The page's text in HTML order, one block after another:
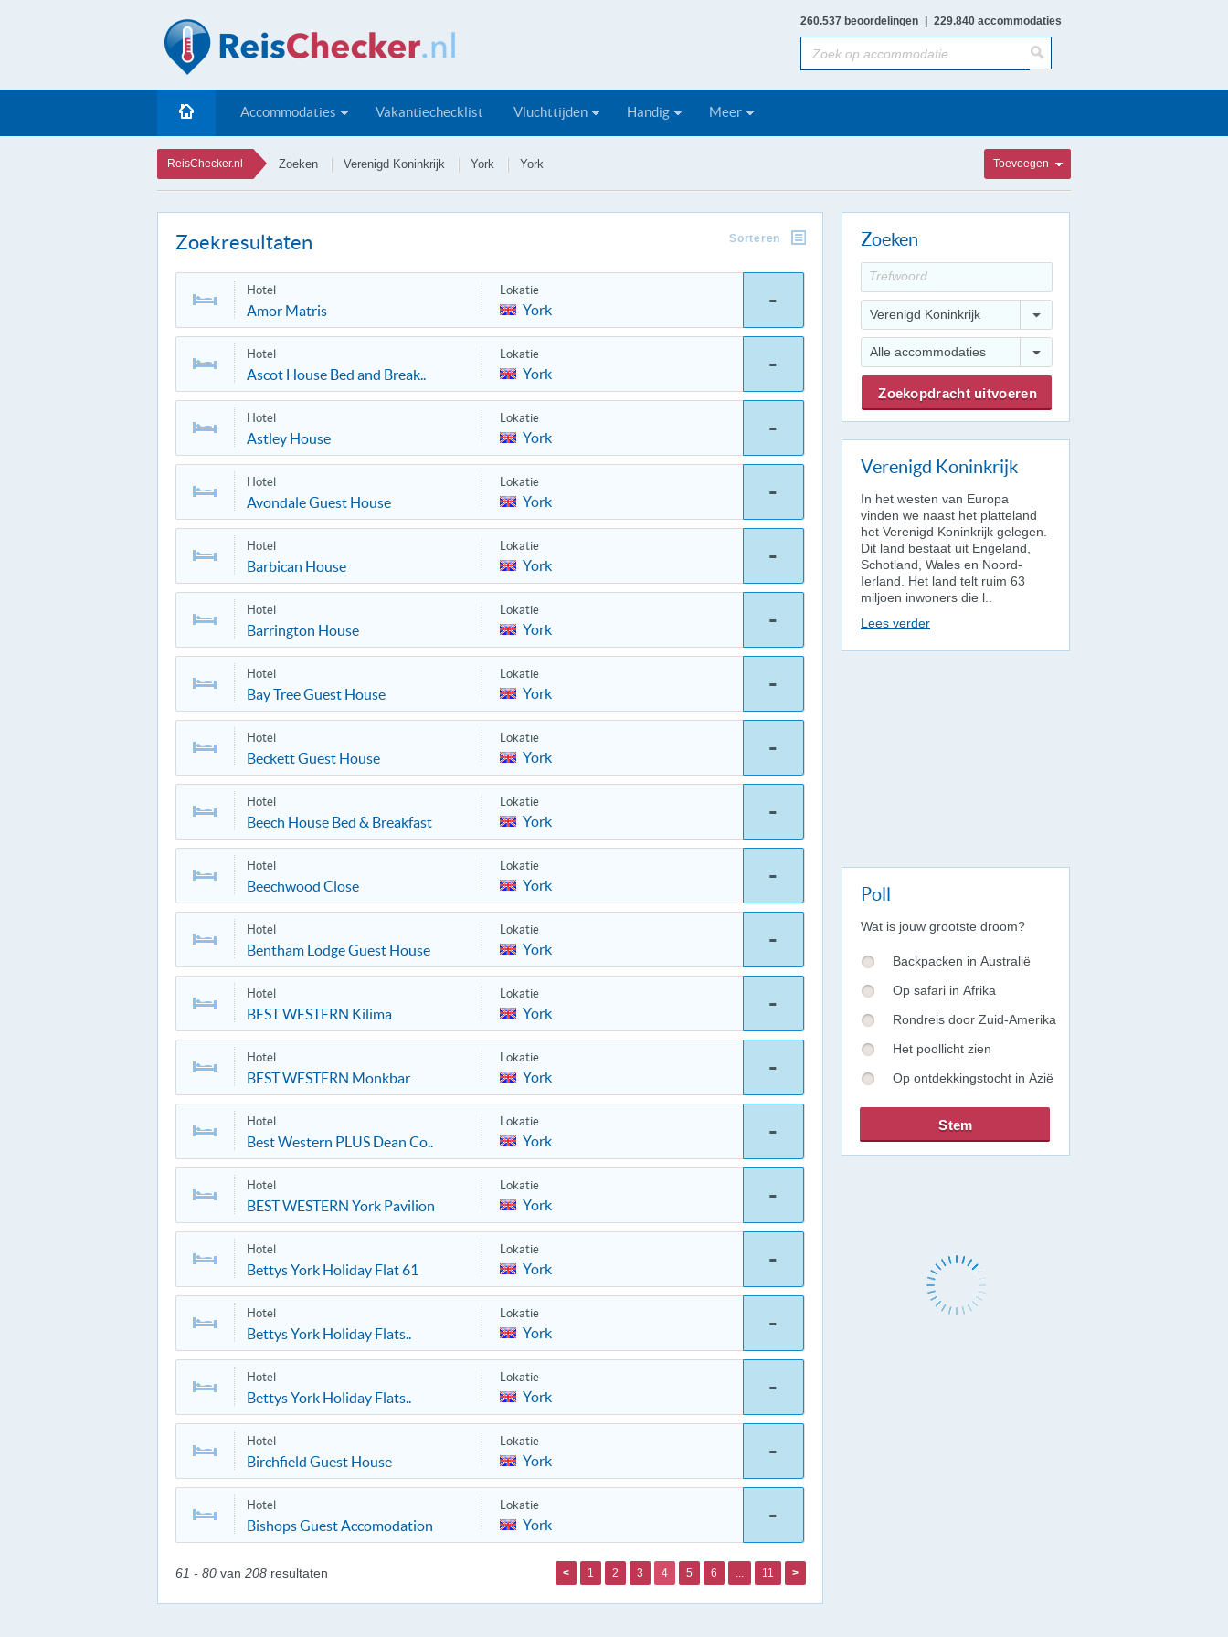
260.537 beoordelingen 229.840 accommodaties
Accommodaties Vakantiechecklist Vluchttijden Handig Meer
ReisChecker.nl Zoeken Verenigd Koninkrijk York York Toevoegen
Zoekresultaten Sorteren
Hotel
Amor Matris
Lokatie
York -
Hotel
Ascot House Bed and Break..
Lokatie
York -
Hotel
Astley House
Lokatie
York -
Hotel
Avondale Guest House
Lokatie
York -
Hotel
Barbican House
Lokatie
York -
Hotel
Barrington House
Lokatie
York -
Hotel
Bay Tree Guest House
Lokatie
York -
Hotel
Beckett Guest House
Lokatie
York -
Hotel
Beech House Bed & Breakfast
Lokatie
York -
Hotel
Beechwood Close
Lokatie
York -
Hotel
Bentham Lodge Guest House
Lokatie
York -
Hotel
BEST WESTERN Kilima
Lokatie
York -
Hotel
BEST WESTERN Monkbar
Lokatie
York -
Hotel
Best Western PLUS Dean Co..
Lokatie
York -
Hotel
BEST WESTERN York Pavilion
Lokatie
York -
Hotel
Bettys York Holiday Flat 61
Lokatie
York -
Hotel
Bettys York Holiday Flats..
Lokatie
York -
Hotel
Bettys York Holiday Flats..
Lokatie
York -
Hotel
Birchfield Guest House
Lokatie
York -
Hotel
Bishops Guest Accomodation
Lokatie
York -
61 - 80 van 208 resultaten < 1 2 3 4 5 6 ... 11 >
Zoeken
Verenigd Koninkrijk
Alle accommodaties
Verenigd Koninkrijk
In het westen van Europa
vinden we naast het platteland
het Verenigd Koninkrijk gelegen.
Dit land bestaat uit Engeland,
Schotland, Wales en Noord-
Ierland. Het land telt ruim 63
miljoen inwoners die l..
Lees verder
Poll
Wat is jouw grootste droom?
Backpacken in Australië
Op safari in Afrika
Rondreis door Zuid-Amerika
Het poollicht zien
Op ontdekkingstocht in Azië